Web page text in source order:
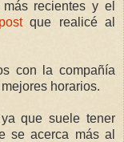
recientes y el
postque realicé al
con la compañía
horarios.
que suele tener
se acerca más al